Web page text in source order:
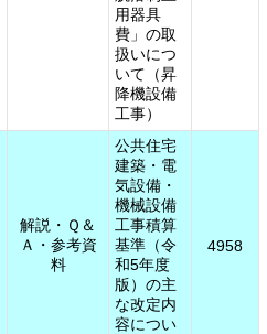
用器具
費」の取
扱いにつ
いて（昇
降機設備
工事）
解説・Ｑ＆
Ａ・参考資
料
公共住宅
建築・電
気設備・
機械設備
工事積算
基準（令
和5年度
版）の主
な改定内
容につい
4958